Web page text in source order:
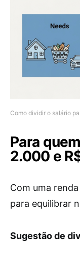
Como dividir o salário
Para
2.000 e
Com uma
para equilibrar
Sugestão de